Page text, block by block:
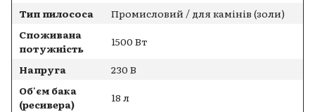
Тип пилососа
Промисловий / для камінів (золи)
Споживана
потужність
1500 Вт
Напруга
230 В
Об'єм бака
(ресивера)
18 л